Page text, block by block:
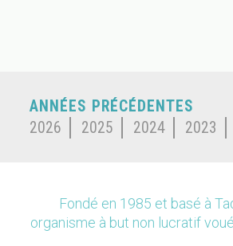
ANNÉES PRÉCÉDENTES
2026
2025 2024 2023
Fondé en 1985 et basé à
organisme à but non lucratif